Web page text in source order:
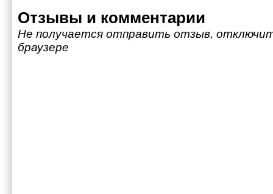
Отзывы и комментарии
Не получается отправить отзыв,
браузере